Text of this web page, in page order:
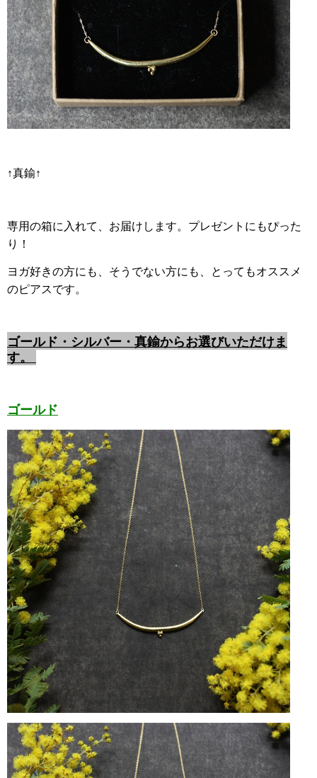
↑真鍮↑
専用の箱に入れて、お届けします。プレゼントにもぴった
り！
ヨガ好きの方にも、そうでない方にも、とってもオススメ
のピアスです。
ゴールド・シルバー・真鍮からお選びいただけま
す。
ゴールド